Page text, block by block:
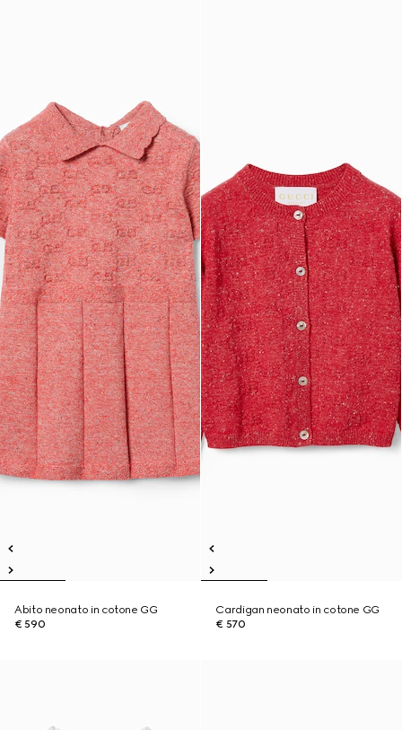
Abito neonato in cotone GG
€ 590
Cardigan neonato in cotone GG
€ 570